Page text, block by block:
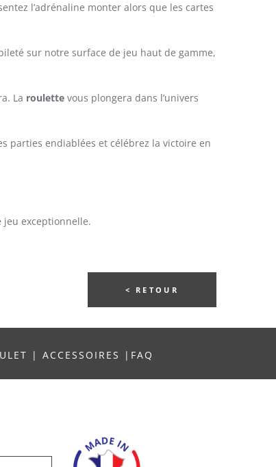
l’adrénaline monter alors que les cartes
sur notre surface de jeu haut de gamme,
La roulette vous plongera dans l’univers
parties endiablées et célébrez la victoire en
exceptionnelle.
< RETOUR
| ACCESSOIRES | FAQ